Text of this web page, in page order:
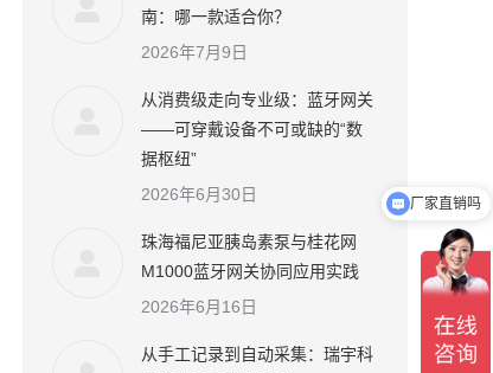
南：哪一款适合你？
2026年7月9日
从消费级走向专业级：蓝牙网关
——可穿戴设备不可或缺的“数
据枢纽”
2026年6月30日
珠海福尼亚胰岛素泵与桂花网
M1000蓝牙网关协同应用实践
2026年6月16日
从手工记录到自动采集：瑞宇科
厂家直销吗